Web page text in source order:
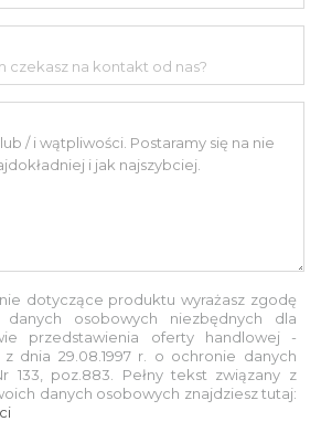
dotyczące produktu wyrażasz zgodę
danych osobowych niezbędnych dla
przedstawienia oferty handlowej -
dnia 29.08.1997 r. o ochronie danych
133, poz.883. Pełny tekst związany z
danych osobowych znajdziesz tutaj: